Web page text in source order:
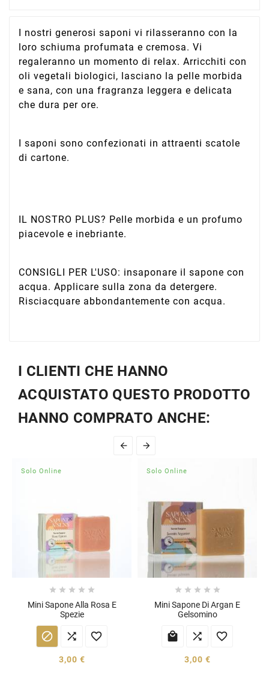
I nostri generosi saponi vi rilasseranno con la
loro schiuma profumata e cremosa. Vi
regaleranno un momento di relax. Arricchiti con
oli vegetali biologici, lasciano la pelle morbida
e sana, con una fragranza leggera e delicata
che dura per ore.
I saponi sono confezionati in attraenti scatole
di cartone.
IL NOSTRO PLUS? Pelle morbida e un profumo
piacevole e inebriante.
CONSIGLI PER L'USO: insaponare il sapone con
acqua. Applicare sulla zona da detergere.
Risciacquare abbondantemente con acqua.
I CLIENTI CHE HANNO
ACQUISTATO QUESTO PRODOTTO
HANNO COMPRATO ANCHE:
 
Solo Online
    
Mini Sapone Alla Rosa E
Spezie
  
3,00 €
Solo Online
    
Mini Sapone Di Argan E
Gelsomino
  
3,00 €